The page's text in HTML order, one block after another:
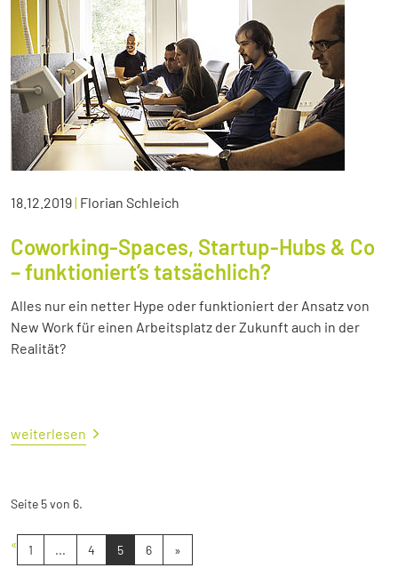
18.12.2019| Florian Schleich
Coworking-Spaces, Startup-Hubs & Co
– funktioniert’s tatsächlich?
Alles nur ein netter Hype oder funktioniert der Ansatz von
New Work für einen Arbeitsplatz der Zukunft auch in der
Realität?
weiterlesen
Seite 5 von 6.
« 1 ... 4 5 6 »